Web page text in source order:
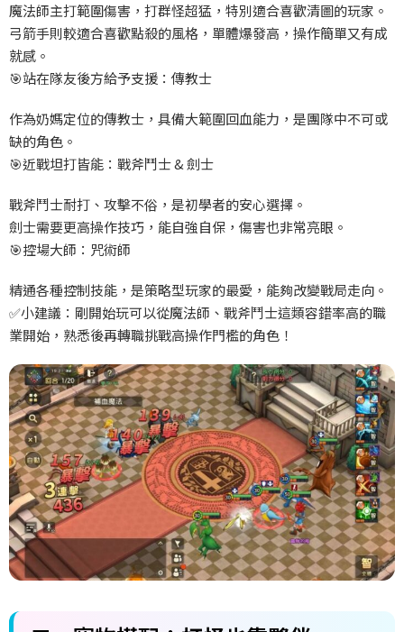
魔法師主打範圍傷害，打群怪超猛，特別適合喜歡清圖的玩家。
弓箭手則較適合喜歡點殺的風格，單體爆發高，操作簡單又有成
就感。
🎯站在隊友後方給予支援：傳教士
作為奶媽定位的傳教士，具備大範圍回血能力，是團隊中不可或
缺的角色。
🎯近戰坦打皆能：戰斧鬥士 & 劍士
戰斧鬥士耐打、攻擊不俗，是初學者的安心選擇。
劍士需要更高操作技巧，能自強自保，傷害也非常亮眼。
🎯控場大師：咒術師
精通各種控制技能，是策略型玩家的最愛，能夠改變戰局走向。
✅小建議：剛開始玩可以從魔法師、戰斧鬥士這類容錯率高的職
業開始，熟悉後再轉職挑戰高操作門檻的角色！